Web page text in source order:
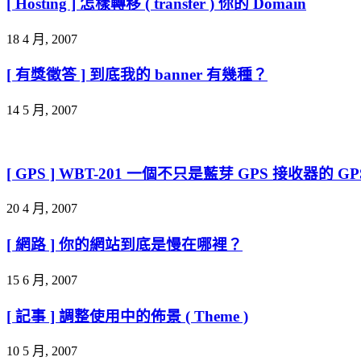
[ Hosting ] 怎樣轉移 ( transfer ) 你的 Domain
18 4 月, 2007
[ 有獎徵答 ] 到底我的 banner 有幾種？
14 5 月, 2007
[ GPS ] WBT-201 一個不只是藍芽 GPS 接收器的
20 4 月, 2007
[ 網路 ] 你的網站到底是慢在哪裡？
15 6 月, 2007
[ 記事 ] 調整使用中的佈景 ( Theme )
10 5 月, 2007